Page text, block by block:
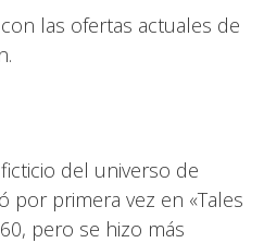
las ofertas actuales de
del universo de
por primera vez en «Tales
pero se hizo más